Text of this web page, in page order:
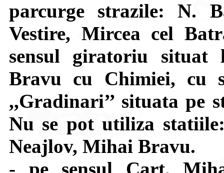
parcurge strazile: N.
Vestire, Mircea cel
sensul giratoriu situat
Bravu cu Chimiei, cu
,,Gradinari’’ situata pe
Nu se pot utiliza
Neajlov, Mihai Bravu.